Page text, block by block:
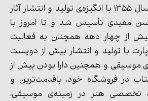
مجموعه‌ی پارت در سال 1355 با انگیزه‌ی تولید و انتشار آثار
مفیدی تأسیس شد و تا امروز با
از چهار دهه همچنان به فعالیت
با تولید و انتشار بیش از دویست
موسیقی و همچنین دارا بودن بیش از
در فروشگاه خود، باقدمت‌ترین و
تخصصی هنر در زمینه‌ی موسیقی،